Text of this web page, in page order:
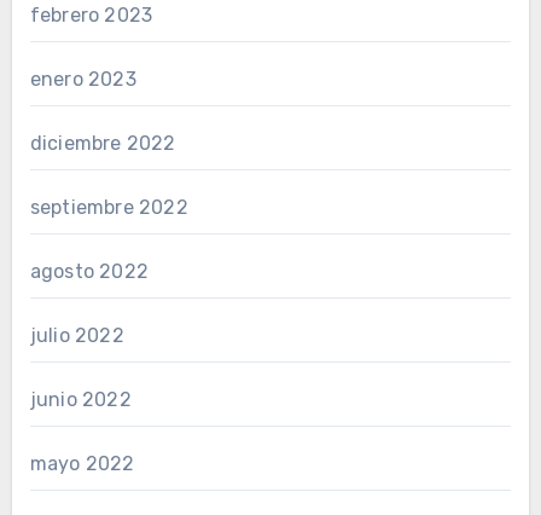
febrero 2023
enero 2023
diciembre 2022
septiembre 2022
agosto 2022
julio 2022
junio 2022
mayo 2022